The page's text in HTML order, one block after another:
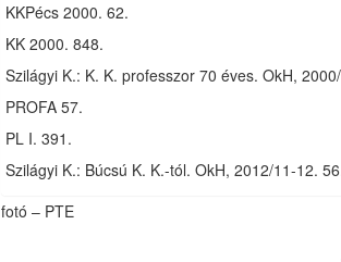
KKPécs 2000. 62.
KK 2000. 848.
Szilágyi K.: K. K. professzor 70 éves. OkH,
PROFA 57.
PL I. 391.
Szilágyi K.: Búcsú K. K.-tól. OkH, 2012/11-12.
fotó – PTE